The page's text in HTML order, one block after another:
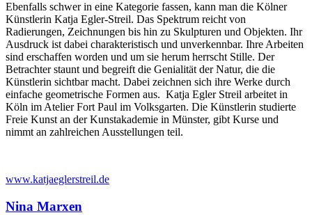
Ebenfalls schwer in eine Kategorie fassen, kann man die Kölner
Künstlerin Katja Egler-Streil. Das Spektrum reicht von
Radierungen, Zeichnungen bis hin zu Skulpturen und Objekten. Ihr
Ausdruck ist dabei charakteristisch und unverkennbar. Ihre Arbeiten
sind erschaffen worden und um sie herum herrscht Stille. Der
Betrachter staunt und begreift die Genialität der Natur, die die
Künstlerin sichtbar macht. Dabei zeichnen sich ihre Werke durch
einfache geometrische Formen aus. Katja Egler Streil arbeitet in
Köln im Atelier Fort Paul im Volksgarten. Die Künstlerin studierte
Freie Kunst an der Kunstakademie in Münster, gibt Kurse und
nimmt an zahlreichen Ausstellungen teil.
www.katjaeglerstreil.de
Nina Marxen